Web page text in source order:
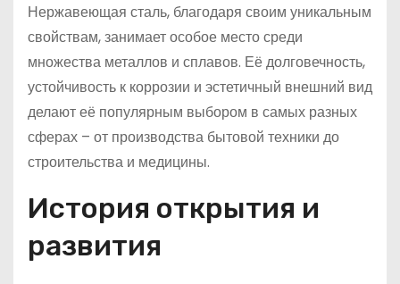
Нержавеющая сталь, благодаря своим уникальным
свойствам, занимает особое место среди
множества металлов и сплавов. Её долговечность,
устойчивость к коррозии и эстетичный внешний вид
делают её популярным выбором в самых разных
сферах – от производства бытовой техники до
строительства и медицины.
История открытия и
развития